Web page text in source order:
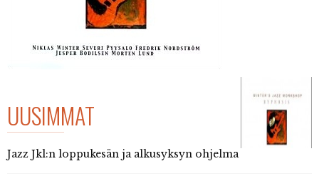
UUSIMMAT
Jazz Jkl:n loppukesän ja alkusyksyn ohjelma